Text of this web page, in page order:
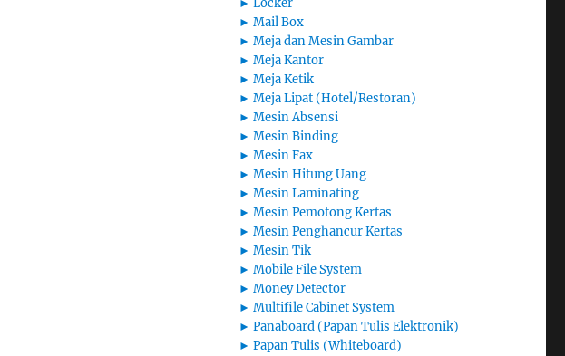
► Locker
► Mail Box
► Meja dan Mesin Gambar
► Meja Kantor
► Meja Ketik
► Meja Lipat (Hotel/Restoran)
► Mesin Absensi
► Mesin Binding
► Mesin Fax
► Mesin Hitung Uang
► Mesin Laminating
► Mesin Pemotong Kertas
► Mesin Penghancur Kertas
► Mesin Tik
► Mobile File System
► Money Detector
► Multifile Cabinet System
► Panaboard (Papan Tulis Elektronik)
► Papan Tulis (Whiteboard)